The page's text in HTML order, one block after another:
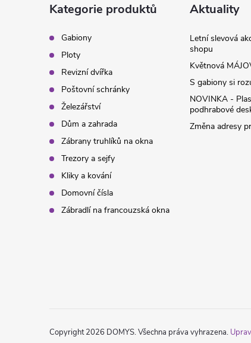
r
v
k
y
v
ý
p
i
s
Kategorie produktů
Gabiony
Ploty
Revizní dvířka
Poštovní schránky
Železářství
Dům a zahrada
Zábrany truhlíků na okna
Trezory a sejfy
Kliky a kování
Domovní čísla
Zábradlí na francouzská okna
Aktuality
Letní slevová
shopu
Květnová
S gabiony si
NOVINKA -
podhrabové
Změna adresy
Copyright 2026 DOMYS. Všechna práva vyhrazena.